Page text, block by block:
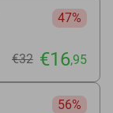
47%
€32 €16,95
56%